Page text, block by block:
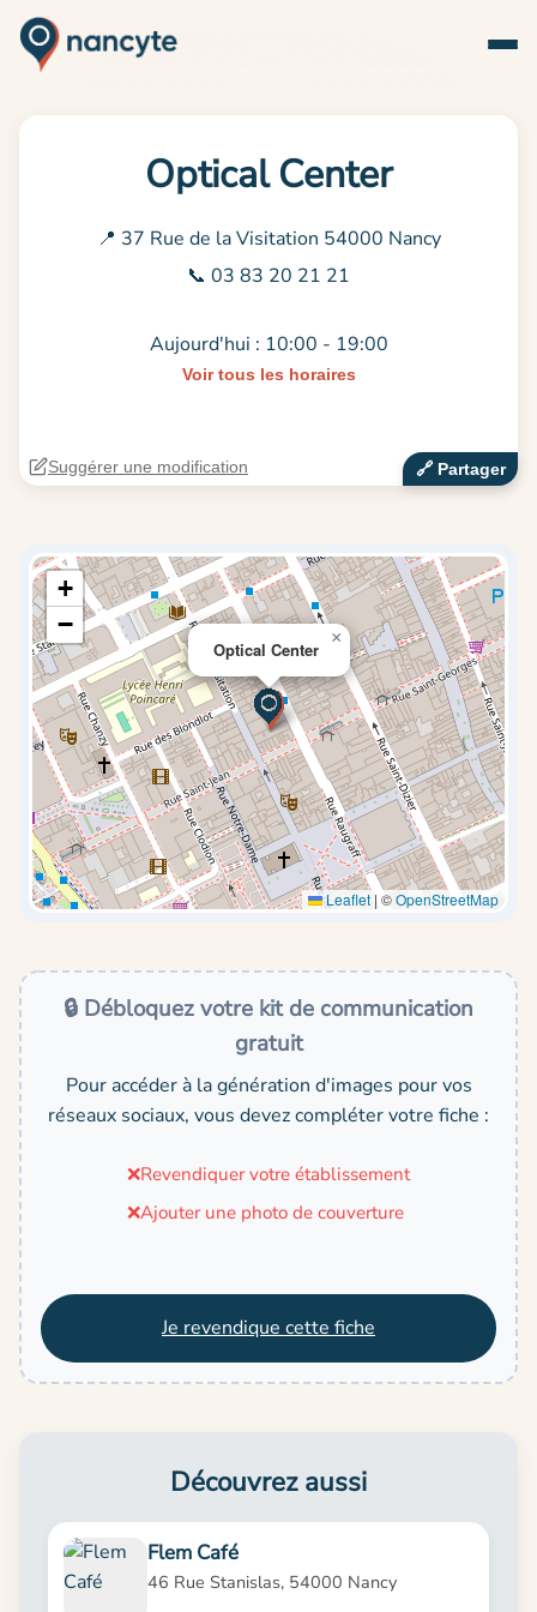
Optical Center
📍 37 Rue de la Visitation 54000 Nancy
📞 03 83 20 21 21
Aujourd'hui : 10:00 - 19:00
Voir tous les horaires
🔗‍️ Partager
Suggérer une modification
Optical Center
×
+
−
Leaflet | ©OpenStreetMap
🔒 Débloquez votre kit de communication
gratuit
Pour accéder à la génération d'images pour vos
réseaux sociaux, vous devez compléter votre fiche :
❌Revendiquer votre établissement
❌Ajouter une photo de couverture
Je revendique cette fiche
Découvrez aussi
Flem Café
46 Rue Stanislas, 54000 Nancy